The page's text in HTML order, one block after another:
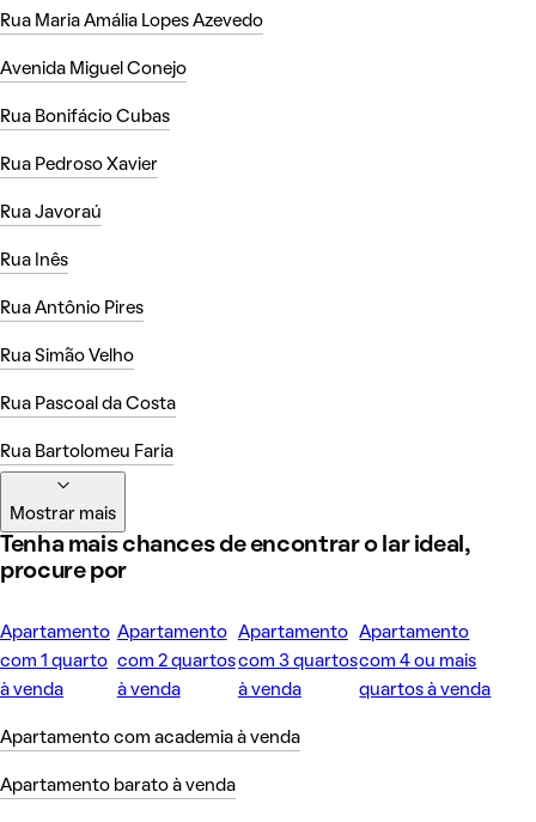
Rua Maria Amália Lopes Azevedo
Avenida Miguel Conejo
Rua Bonifácio Cubas
Rua Pedroso Xavier
Rua Javoraú
Rua Inês
Rua Antônio Pires
Rua Simão Velho
Rua Pascoal da Costa
Rua Bartolomeu Faria
Mostrar mais
Tenha mais chances de encontrar o lar ideal,
procure por
Apartamento
com 1 quarto
à venda
Apartamento
com 2 quartos
à venda
Apartamento
com 3 quartos
à venda
Apartamento
com 4 ou mais
quartos à venda
Apartamento com academia à venda
Apartamento barato à venda